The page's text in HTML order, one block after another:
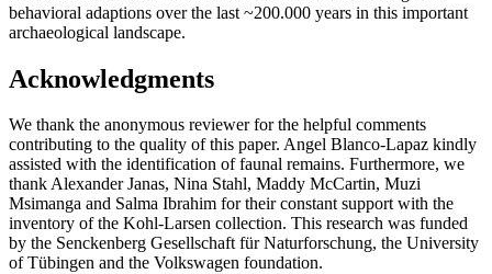
behavioral adaptions over the last ~200.000 years in this important
archaeological landscape.
Acknowledgments
We thank the anonymous reviewer for the helpful comments
contributing to the quality of this paper. Angel Blanco-Lapaz kindly
assisted with the identification of faunal remains. Furthermore, we
thank Alexander Janas, Nina Stahl, Maddy McCartin, Muzi
Msimanga and Salma Ibrahim for their constant support with the
inventory of the Kohl-Larsen collection. This research was funded
by the Senckenberg Gesellschaft für Naturforschung, the University
of Tübingen and the Volkswagen foundation.